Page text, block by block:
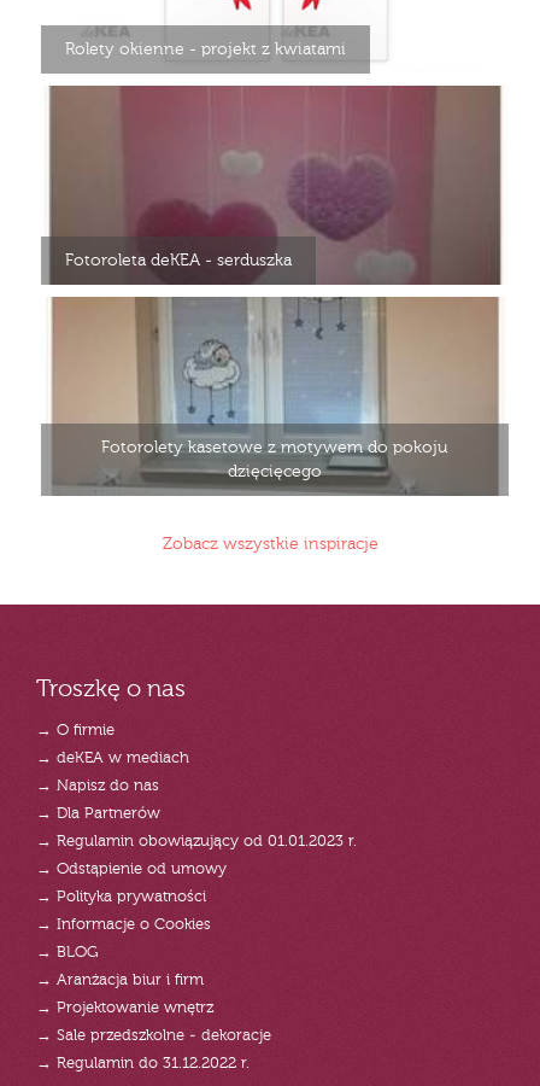
Rolety okienne - projekt z kwiatami
Fotoroleta deKEA - serduszka
Fotorolety kasetowe z motywem do pokoju
dzięcięcego
Zobacz wszystkie inspiracje
Troszkę o nas
→ O firmie
→ deKEA w mediach
→ Napisz do nas
→ Dla Partnerów
→ Regulamin obowiązujący od 01.01.2023 r.
→ Odstąpienie od umowy
→ Polityka prywatności
→ Informacje o Cookies
→ BLOG
→ Aranżacja biur i firm
→ Projektowanie wnętrz
→ Sale przedszkolne - dekoracje
→ Regulamin do 31.12.2022 r.